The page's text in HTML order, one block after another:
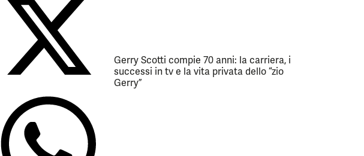
Gerry Scotti compie 70 anni: la carriera, i
successi in tv e la vita privata dello “zio
Gerry”